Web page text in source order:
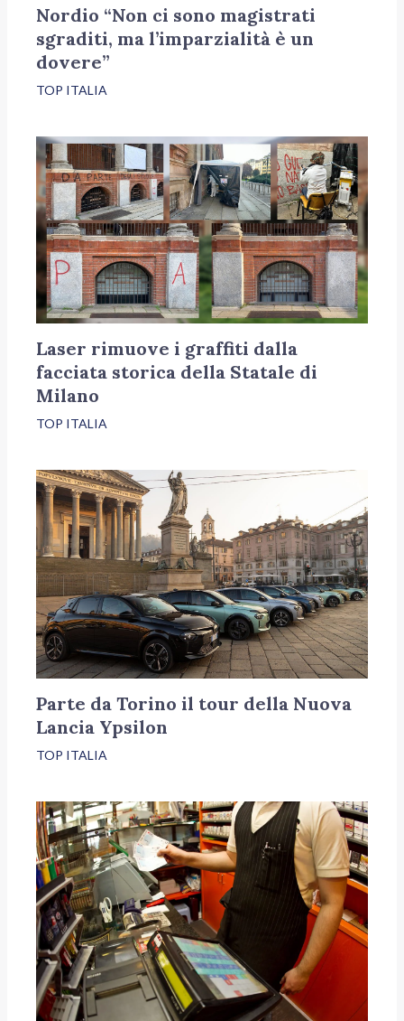
Nordio “Non ci sono magistrati
sgraditi, ma l’imparzialità è un
dovere”
TOP ITALIA
Laser rimuove i graffiti dalla
facciata storica della Statale di
Milano
TOP ITALIA
Parte da Torino il tour della Nuova
Lancia Ypsilon
TOP ITALIA